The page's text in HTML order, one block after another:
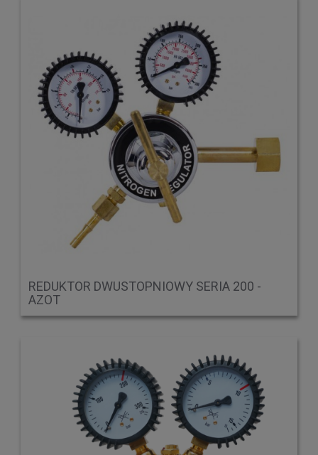
REDUKTOR DWUSTOPNIOWY SERIA 200 -
AZOT